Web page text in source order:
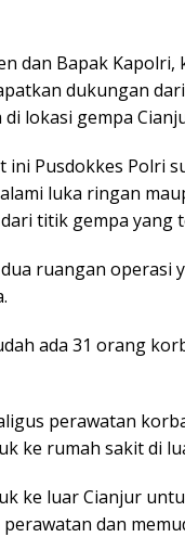
dan Bapak
dukungan
lokasi gempa
ini Pusdokkes Polri
luka ringan
titik gempa yang
ruangan operasi
ada 31 orang
perawatan
ke rumah sakit di
ke luar Cianjur
dan